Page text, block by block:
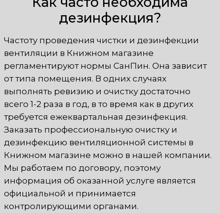
дезинфекция?
Частоту проведения чистки и дезинфекции
вентиляции в Книжном магазине
регламентируют нормы СанПин. Она зависит
от типа помещения. В одних случаях
выполнять ревизию и очистку достаточно
всего 1-2 раза в год, в то время как в других
требуется ежеквартальная дезинфекция.
Заказать профессиональную очистку и
дезинфекцию вентиляционной системы в
Книжном магазине можно в нашей компании.
Мы работаем по договору, поэтому
информация об оказанной услуге является
официальной и принимается
контролирующими органами.